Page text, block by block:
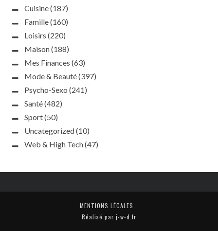
Cuisine(187)
Famille(160)
Loisirs (220)
Maison(188)
Mes Finances (63)
Mode & Beauté(397)
Psycho-Sexo (241)
Santé(482)
Sport(50)
Uncategorized(10)
Web & High Tech(47)
MENTIONS LÉGALES
Réalisé par j-w-d.fr